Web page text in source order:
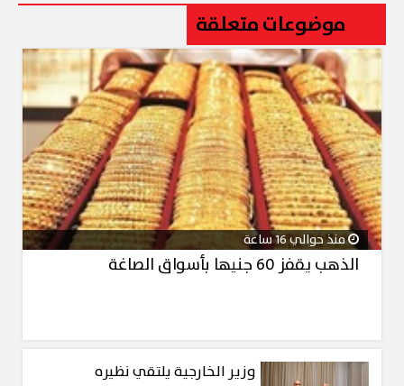
موضوعات متعلقة
منذ حوالي 16 ساعة
الذهب يقفز 60 جنيها بأسواق الصاغة
وزير الخارجية يلتقي نظيره